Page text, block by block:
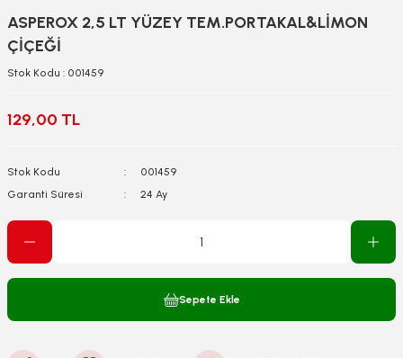
ASPEROX 2,5 LT YÜZEY TEM.PORTAKAL&LİMON
ÇİÇEĞİ
Stok Kodu : 001459
129,00 TL
Stok Kodu
001459
Garanti Süresi
24 Ay
Sepete Ekle